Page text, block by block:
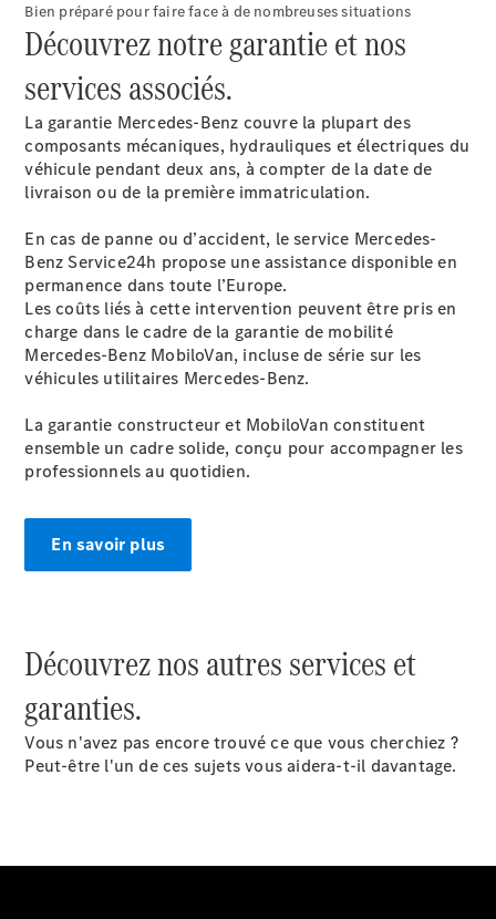
Tous les
Sprinter
Sprinter
Fourgon
Sprinter
Tourer
Sprinter
Châssis
Cabine
simple
Sprinter
Châssis
Cabine
double
Sprinter
Plateau
Configurez
votre
véhicule
stock
Vito
Vito
Bien préparé pour faire face à de nombreuses situations
Découvrez notre garantie et nos
services associés.
La garantie Mercedes-Benz couvre la plupart des
composants mécaniques, hydrauliques et électriques du
véhicule pendant deux ans, à compter de la date de
livraison ou de la première immatriculation.
En cas de panne ou d’accident, le service Mercedes-
Benz Service24h propose une assistance disponible en
permanence dans toute l’Europe.
Les coûts liés à cette intervention peuvent être pris en
charge dans le cadre de la garantie de mobilité
Mercedes-Benz MobiloVan, incluse de série sur les
véhicules utilitaires Mercedes-Benz.
La garantie constructeur et MobiloVan constituent
ensemble un cadre solide, conçu pour accompagner les
professionnels au quotidien.
En savoir plus
Découvrez nos autres services et
garanties.
Vous n'avez pas encore trouvé ce que vous cherchiez ?
Peut-être l'un de ces sujets vous aidera-t-il davantage.